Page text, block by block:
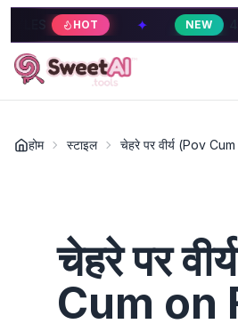
HOT ✦ NEW 4
होम स्टाइल चेहरे पर वीर्य (Pov
चेहरे पर
Cum on